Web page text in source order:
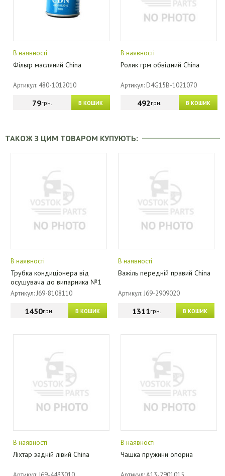
В наявності
Фільтр масляний China
Артикул: 480-1012010
В КОШИК
79грн.
В наявності
Ролик грм обвідний China
Артикул: D4G15B-1021070
В КОШИК
492грн.
ТАКОЖ З ЦИМ ТОВАРОМ КУПУЮТЬ:
В наявності
Трубка кондиціонера від
осушувача до випарника №1
Артикул: J69-8108110
В КОШИК
1450грн.
В наявності
Важіль передній правий China
Артикул: J69-2909020
В КОШИК
1311грн.
В наявності
Ліхтар задній лівий China
В наявності
Чашка пружини опорна